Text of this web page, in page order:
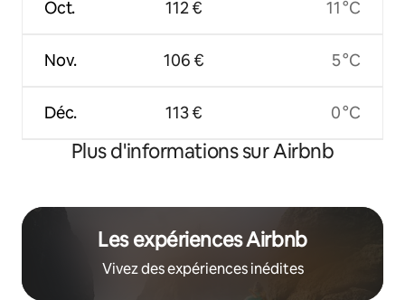
Oct.
Nov.
Déc.
112 €
106 €
113 €
11 °C
5 °C
0 °C
Plus d'informations sur Airbnb
Les expériences Airbnb
Vivez des expériences inédites